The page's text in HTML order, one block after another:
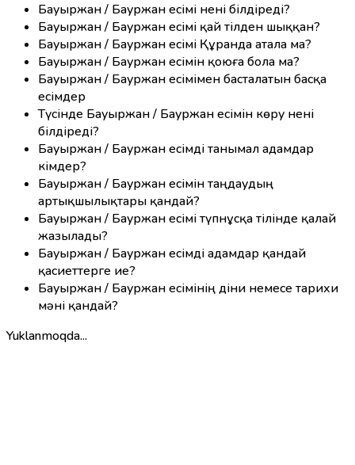
Бауыржан / Бауржан есімі нені білдіреді?
Бауыржан / Бауржан есімі қай тілден шыққан?
Бауыржан / Бауржан есімі Құранда атала ма?
Бауыржан / Бауржан есімін қоюға бола ма?
Бауыржан / Бауржан есімімен басталатын басқа
есімдер
Түсінде Бауыржан / Бауржан есімін көру нені
білдіреді?
Бауыржан / Бауржан есімді танымал адамдар
кімдер?
Бауыржан / Бауржан есімін таңдаудың
артықшылықтары қандай?
Бауыржан / Бауржан есімі түпнұсқа тілінде қалай
жазылады?
Бауыржан / Бауржан есімді адамдар қандай
қасиеттерге ие?
Бауыржан / Бауржан есімінің діни немесе тарихи
мәні қандай?
Yuklanmoqda...